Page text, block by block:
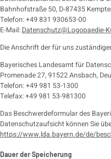
Bahnhofstraße 50, D-87435
Telefon: +49 831 930653-00
E-Mail:Datenschutz@Logopaedie-
Die Anschrift der für uns
Bayerisches Landesamt für
Promenade 27, 91522 Ansbach,
Telefon: +49 981 53-1300
Telefax: +49 981 53-981300
Das Beschwerdeformular des
Datenschutzaufsicht können Sie
https://www.lda.bayern.de/de/
Dauer der Speicherung